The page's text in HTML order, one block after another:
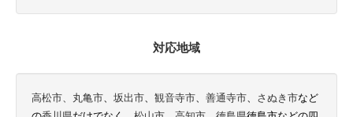
対応地域
高松市、 丸亀市、 坂出市、 観音寺市、 善通寺市、 さぬき市など